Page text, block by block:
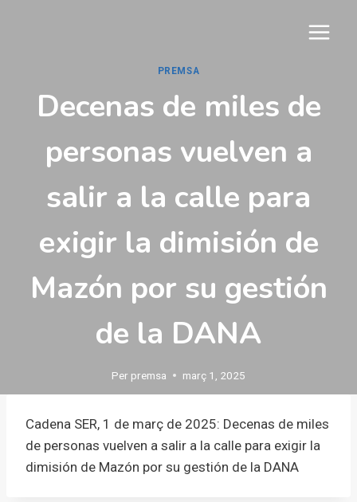
PREMSA
Decenas de miles de
personas vuelven a
salir a la calle para
exigir la dimisión de
Mazón por su gestión
de la DANA
Per premsa març 1, 2025
Cadena SER, 1 de març de 2025: Decenas de miles
de personas vuelven a salir a la calle para exigir la
dimisión de Mazón por su gestión de la DANA